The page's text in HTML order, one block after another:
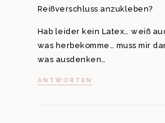
Reißverschluss anzukleben?
Hab leider kein Latex… weiß
was herbekomme… muss mir
was ausdenken…
ANTWORTEN